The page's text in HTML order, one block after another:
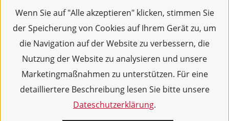
Wenn Sie auf "Alle akzeptieren" klicken, stimmen Sie
der Speicherung von Cookies auf Ihrem Gerät zu, um
die Navigation auf der Website zu verbessern, die
Nutzung der Website zu analysieren und unsere
Marketingmaßnahmen zu unterstützen. Für eine
detailliertere Beschreibung lesen Sie bitte unsere
Dateschutzerklärung.